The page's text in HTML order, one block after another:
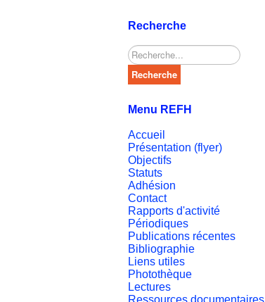
Recherche
Rechercher
Recherche
Menu REFH
Accueil
Présentation (flyer)
Objectifs
Statuts
Adhésion
Contact
Rapports d'activité
Périodiques
Publications récentes
Bibliographie
Liens utiles
Photothèque
Lectures
Ressources documentaires